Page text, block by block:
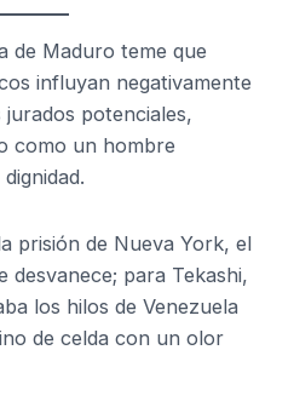
de Maduro teme que
influyan negativamente
potenciales,
como un hombre
prisión de Nueva York, el
desvanece; para Tekashi,
los hilos de Venezuela
de celda con un olor